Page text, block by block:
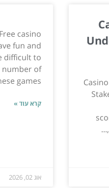
casino
fun and
difficult to
number of
games....
קרא עוד »
אוג 02, 2026